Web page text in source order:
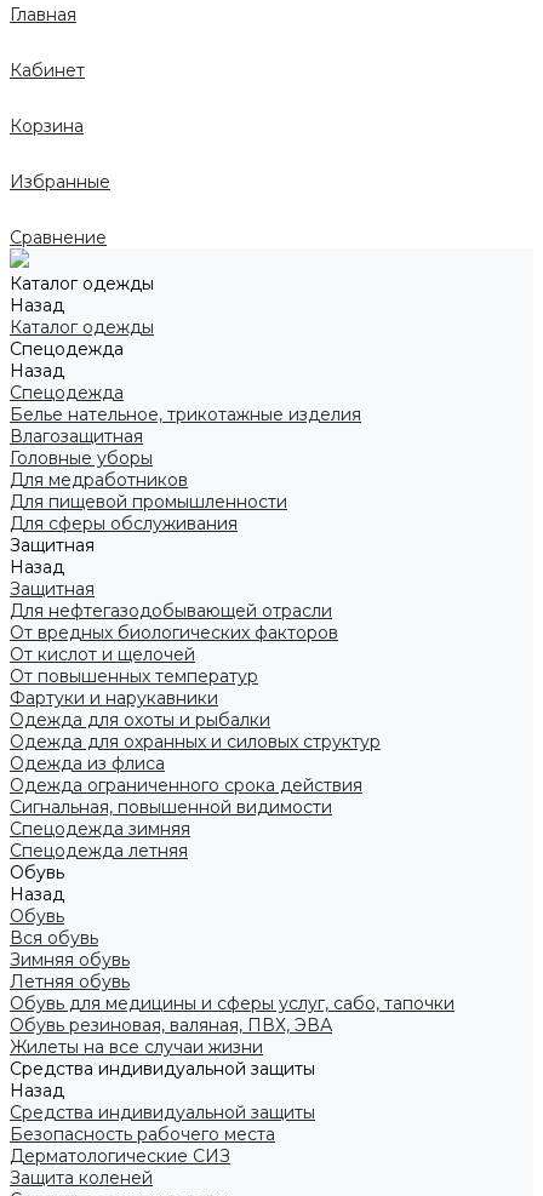
Главная
Кабинет
Корзина
Избранные
Сравнение
Каталог одежды
Назад
Каталог одежды
Спецодежда
Назад
Спецодежда
Белье нательное, трикотажные изделия
Влагозащитная
Головные уборы
Для медработников
Для пищевой промышленности
Для сферы обслуживания
Защитная
Назад
Защитная
Для нефтегазодобывающей отрасли
От вредных биологических факторов
От кислот и щелочей
От повышенных температур
Фартуки и нарукавники
Одежда для охоты и рыбалки
Одежда для охранных и силовых структур
Одежда из флиса
Одежда ограниченного срока действия
Сигнальная, повышенной видимости
Спецодежда зимняя
Спецодежда летняя
Обувь
Назад
Обувь
Вся обувь
Зимняя обувь
Летняя обувь
Обувь для медицины и сферы услуг, сабо, тапочки
Обувь резиновая, валяная, ПВХ, ЭВА
Жилеты на все случаи жизни
Средства индивидуальной защиты
Назад
Средства индивидуальной защиты
Безопасность рабочего места
Дерматологические СИЗ
Защита коленей